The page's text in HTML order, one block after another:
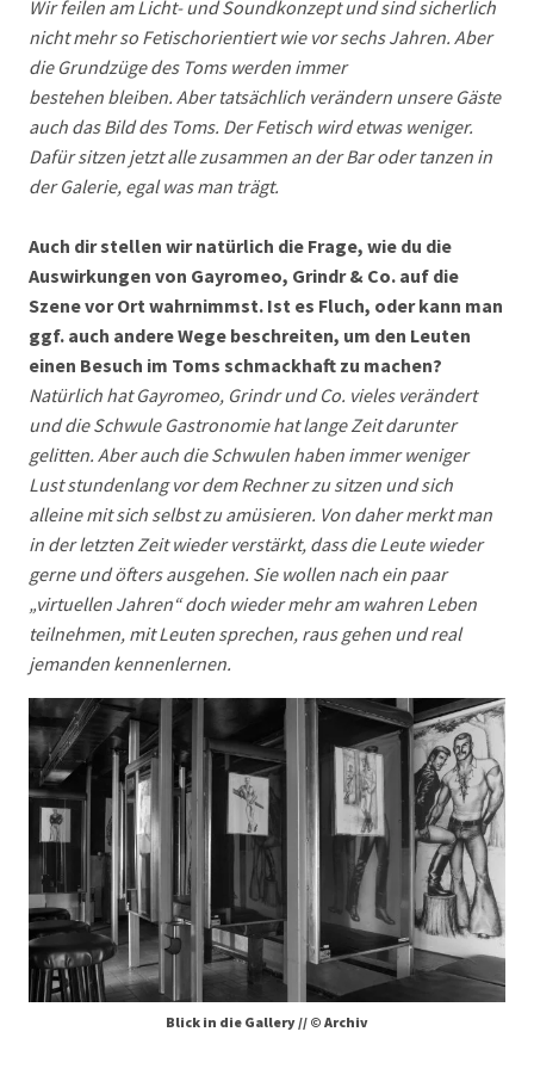
Wir feilen am Licht- und Soundkonzept und sind sicherlich
nicht mehr so Fetischorientiert wie vor sechs Jahren. Aber
die Grundzüge des Toms werden immer
bestehen bleiben. Aber tatsächlich verändern unsere Gäste
auch das Bild des Toms. Der Fetisch wird etwas weniger.
Dafür sitzen jetzt alle zusammen an der Bar oder tanzen in
der Galerie, egal was man trägt.
Auch dir stellen wir natürlich die Frage, wie du die
Auswirkungen von Gayromeo, Grindr & Co. auf die
Szene vor Ort wahrnimmst. Ist es Fluch, oder kann man
ggf. auch andere Wege beschreiten, um den Leuten
einen Besuch im Toms schmackhaft zu machen?
Natürlich hat Gayromeo, Grindr und Co. vieles verändert
und die Schwule Gastronomie hat lange Zeit darunter
gelitten. Aber auch die Schwulen haben immer weniger
Lust stundenlang vor dem Rechner zu sitzen und sich
alleine mit sich selbst zu amüsieren. Von daher merkt man
in der letzten Zeit wieder verstärkt, dass die Leute wieder
gerne und öfters ausgehen. Sie wollen nach ein paar
„virtuellen Jahren“ doch wieder mehr am wahren Leben
teilnehmen, mit Leuten sprechen, raus gehen und real
jemanden kennenlernen.
Blick in die Gallery // © Archiv